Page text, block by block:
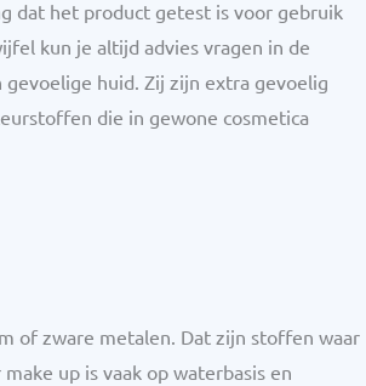
dat het product getest is voor gebruik
kun je altijd advies vragen in de
huid. Zij zijn extra gevoelig
die in gewone cosmetica
of zware metalen. Dat zijn stoffen waar
up is vaak op waterbasis en